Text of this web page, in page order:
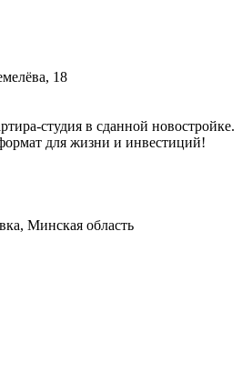
18
студия в сданной новостройке.
для жизни и инвестиций!
Минская область